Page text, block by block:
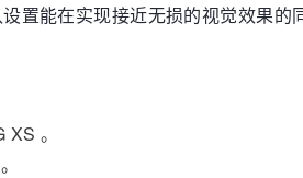
置能在实现接近无损的视觉效果的
。